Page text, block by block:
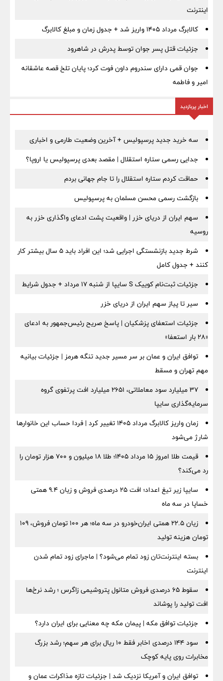
اینترنت
کالابرگ مرداد ۱۴۰۵ واریز شد + جدول زمان و مبلغ کالابرگ
جزئیات قتل پسر جوان توسط پدرش در شاهرود
جوان قمی دارای سندروم داون فوت کرد؛ پایان تلخ قصه عاشقانه
امیر و فاطمه
اخبار پربازدید
سه خرید جدید پرسپولیس + آخرین وضعیت طارمی و اخباری
جدایی رسمی ستاره استقلال | مقصد بعدی پرسپولیس یا اروپا؟
حماقت کردم ستاره استقلال را تا جام جهانی بردم
بازگشت رسمی محسن مسلمان به پرسپولیس
سهم ایران از دریای خزر | واقعیت پشت ادعای واگذاری خزر به
روسیه
شرط جدید بازنشستگی اجرایی شد؛ این افراد باید ۵ سال بیشتر کار
کنند + جدول کامل
جزئیات ثبت‌نام کوییک S سایپا از شنبه ۱۷ مرداد + جدول شرایط
سیر تا پیاز سهم ایران از دریای خزر
جزئیات استعفای پزشکیان | پاسخ صریح رئیس‌جمهور به ادعای
«۲۸ بار استعفا»
توافق ایران و عمان بر سر مسیر جدید تنگه هرمز | جزئیات بیانیه
مهم تهران و مسقط
۳۷ میلیارد سود معاملاتی، ۲۶۵۱ میلیارد افت پرتفوی گروه
سرمایه‌گذاری سایپا
زمان واریز کالابرگ مرداد ۱۴۰۵ تغییر کرد | فردا حساب این خانوارها
شارژ می‌شود
قیمت طلا امروز ۱۵ مرداد ۱۴۰۵؛ طلا ۱۸ میلیون و ۷۰۰ هزار تومان را
رد می‌کند؟
سایپا زیر تیغ اعداد؛ افت ۲۵ درصدی فروش و زیان ۹.۴ همتی
خساپا در سه ماه
زیان ۲۲.۵ همتی ایران‌خودرو در سه ماه؛ هر ۱۰۰ تومان فروش، ۱۰۹
تومان هزینه تولید
بسته اینترنت‌تان زود تمام می‌شود؟ | ماجرای زود تمام شدن
اینترنت
سقوط ۶۵ درصدی فروش متانول پتروشیمی زاگرس ؛ رشد نرخ‌ها
افت تولید را پوشاند
جزئیات توافق مکه | پیمان مکه چه معنایی برای ایران دارد؟
سود ۱۴۴ درصدی اخابر فقط ۱۰ ریال برای هر سهم؛ رشد بزرگ
مخابرات روی پایه کوچک
توافق ایران و آمریکا نزدیک شد | جزئیات تازه مذاکرات عمان و